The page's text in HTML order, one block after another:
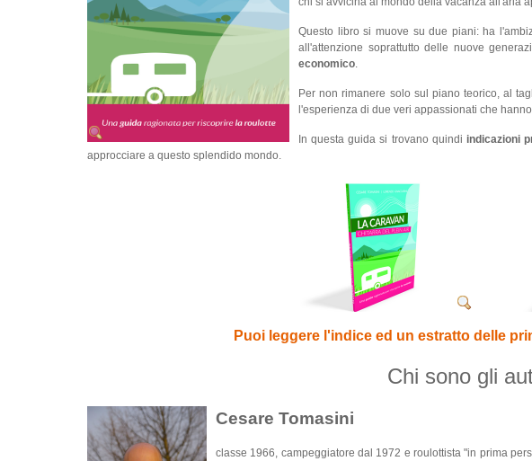
Questo libro si muove su due piani: ha
all'attenzione soprattutto delle nuove
economico.
Per non rimanere solo sul piano teorico, al
l'esperienza di due veri appassionati che
In questa guida si trovano quindi indicazioni
approcciare a questo splendido mondo.
Puoi leggere l'indice ed un estratto delle
Chi sono gli
Cesare Tomasini
classe 1966, campeggiatore dal 1972 e roulottista "in prima